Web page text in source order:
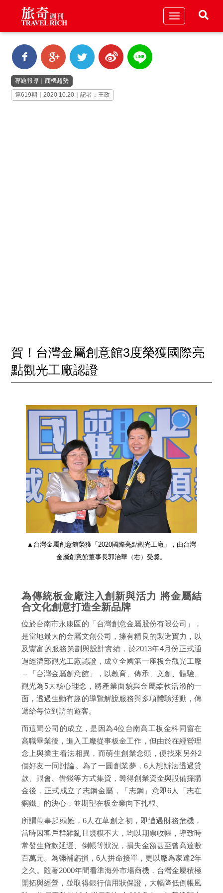
Toggle
專題報導 ｜商機趨勢
第619期｜2020.10.20｜記者：王政
賀！台灣金屬創意館3度榮獲國際亮
點觀光工廠認證
▲台灣金屬創意館榮獲「2020國際亮點觀光工廠」，由台灣
金屬創意館董事長郭治華（右）受獎。
為傳統板金廠注入創新與活力 將金屬結
合文化創意打造全新品牌
位於台南市永康區的「台灣創意金屬股份有限公司」，
是當地最大的金屬文創公司，擁有精良的製造實力，以
及豐富的服務策劃與設計實績，於2013年4月份正式通
過經濟部觀光工廠認證，成立全國第一座板金觀光工廠
－「台灣金屬創意館」，以教育、傳承、文創、體驗、
觀光為5大核心理念，將產業面貌與金屬柔軟活潑的一
面，透過生動有趣的導覽解說服務與多項體驗活動，傳
遞給每位到訪的遊客。
而這間公司的成立，是因為4位台南高工板金科同窗在
高職畢業後，進入工廠從事板金工作，但由於在經營理
念上與業主看法相異，而萌生創業念頭，便找來另外2
個好友一同討論。為了一圓創業夢，6人想辦法透過貸
款、跟會、借錢等方式集資，籌得創業資金與設備採購
金後，正式成立了志鋼金屬，「志鋼」意即6人「志在
鋼鐵」的決心，並期望在板金業向下扎根。
所謂萬事起頭難，6人在草創之初，即遭遇財務危機，
當時因客戶群雜亂且規模不大，均以期票收帳，導致時
常發生貨款延遲、倒帳等狀況，損失金額甚至曾高達數
百萬元。為彌補虧損，6人拼命接單，更以廠為家達2年
之久。隨著2000年間看準海外市場商機，台灣金屬積極
開拓與經營，並取得銀行信用狀保證，大幅降低倒帳風